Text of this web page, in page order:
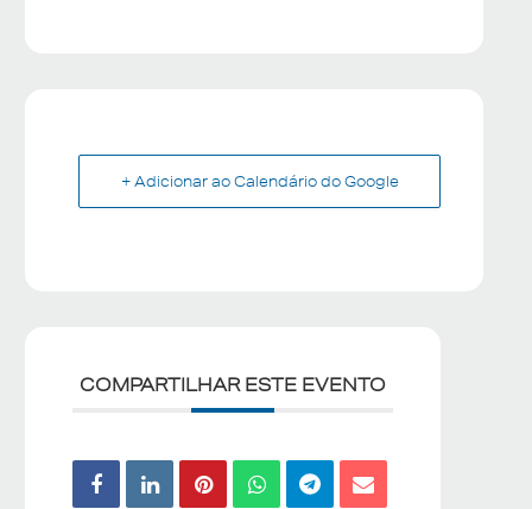
+ Adicionar ao Calendário do Google
COMPARTILHAR ESTE EVENTO